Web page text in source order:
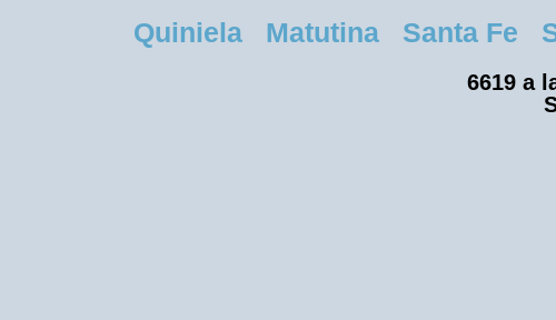
Quiniela Matutina Santa Fe
6619 a